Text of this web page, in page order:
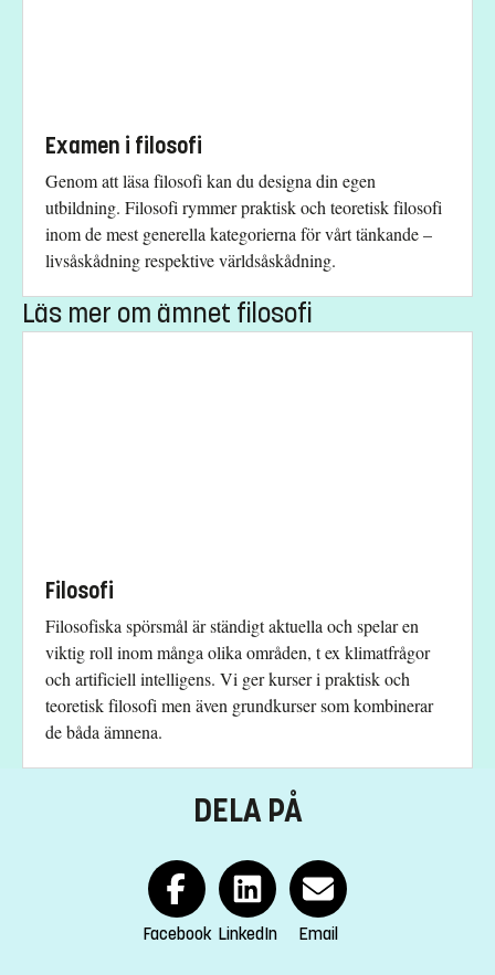
Studieavgift
53700 kr - OBS! Gäller bara studenter utanför EU/EES och
Schweiz.
Har du frågor om kursen, kontakta oss.
fredrik.stjernberg@liu.se
+4613281450
Elin Palm
elin.palm@liu.se
+4613285636
Examen i filosofi
Genom att läsa filosofi kan du designa din egen
utbildning. Filosofi rymmer praktisk och teoretisk filosofi
inom de mest generella kategorierna för vårt tänkande –
livsåskådning respektive världsåskådning.
Läs mer om ämnet filosofi
Filosofi
Filosofiska spörsmål är ständigt aktuella och spelar en
viktig roll inom många olika områden, t ex klimatfrågor
och artificiell intelligens. Vi ger kurser i praktisk och
teoretisk filosofi men även grundkurser som kombinerar
de båda ämnena.
DELA PÅ
Facebook LinkedIn Email